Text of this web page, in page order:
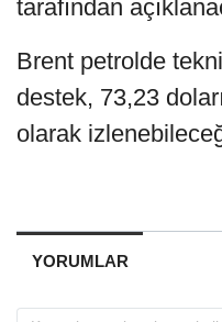
tarafından
Brent petrolde
destek, 73,23
olarak
YORUMLAR